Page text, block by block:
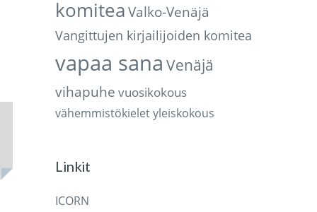
komitea Valko-Venäjä
Vangittujen kirjailijoiden komitea
vapaa sana Venäjä
vihapuhe vuosikokous
vähemmistökieletyleiskokous
Linkit
ICORN